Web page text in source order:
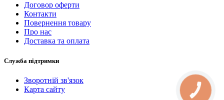
Договор оферти
Контакти
Повернення товару
Про нас
Доставка та оплата
Служба підтримки
Зворотній зв'язок
Карта сайту
КНОПКА
СВЯЗИ